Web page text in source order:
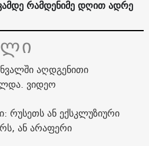
რამდენიმე დღით ადრე
აღდგენითი
ვიდეო
რუსეთს ან ექსკლუზიური
ან არაფერი